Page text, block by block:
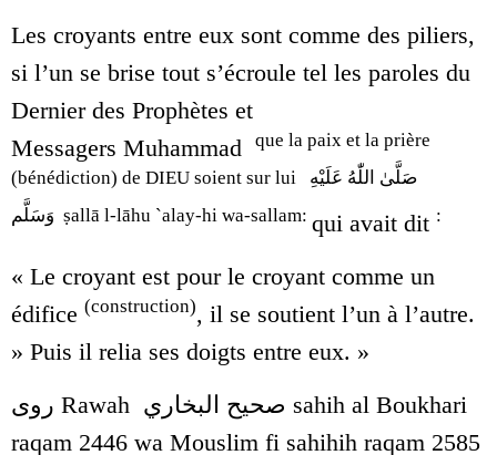
Les croyants entre eux sont comme des piliers,
si l’un se brise tout s’écroule tel les paroles du
Dernier des Prophètes et
Messagers Muhammad
que la paix et la prière
(bénédiction) de DIEU soient sur lui
ṣallā l-lāhu `alay-hi wa-sallam: qui avait dit :
« Le croyant est pour le croyant comme un
édifice (construction), il se soutient l’un à l’autre.
» Puis il relia ses doigts entre eux. »
sahih al Boukhari
raqam 2446 wa Mouslim fi sahihih raqam 2585